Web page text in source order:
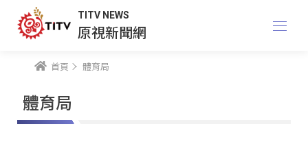
TITV NEWS
原視新聞網
首頁 體育局
體育局